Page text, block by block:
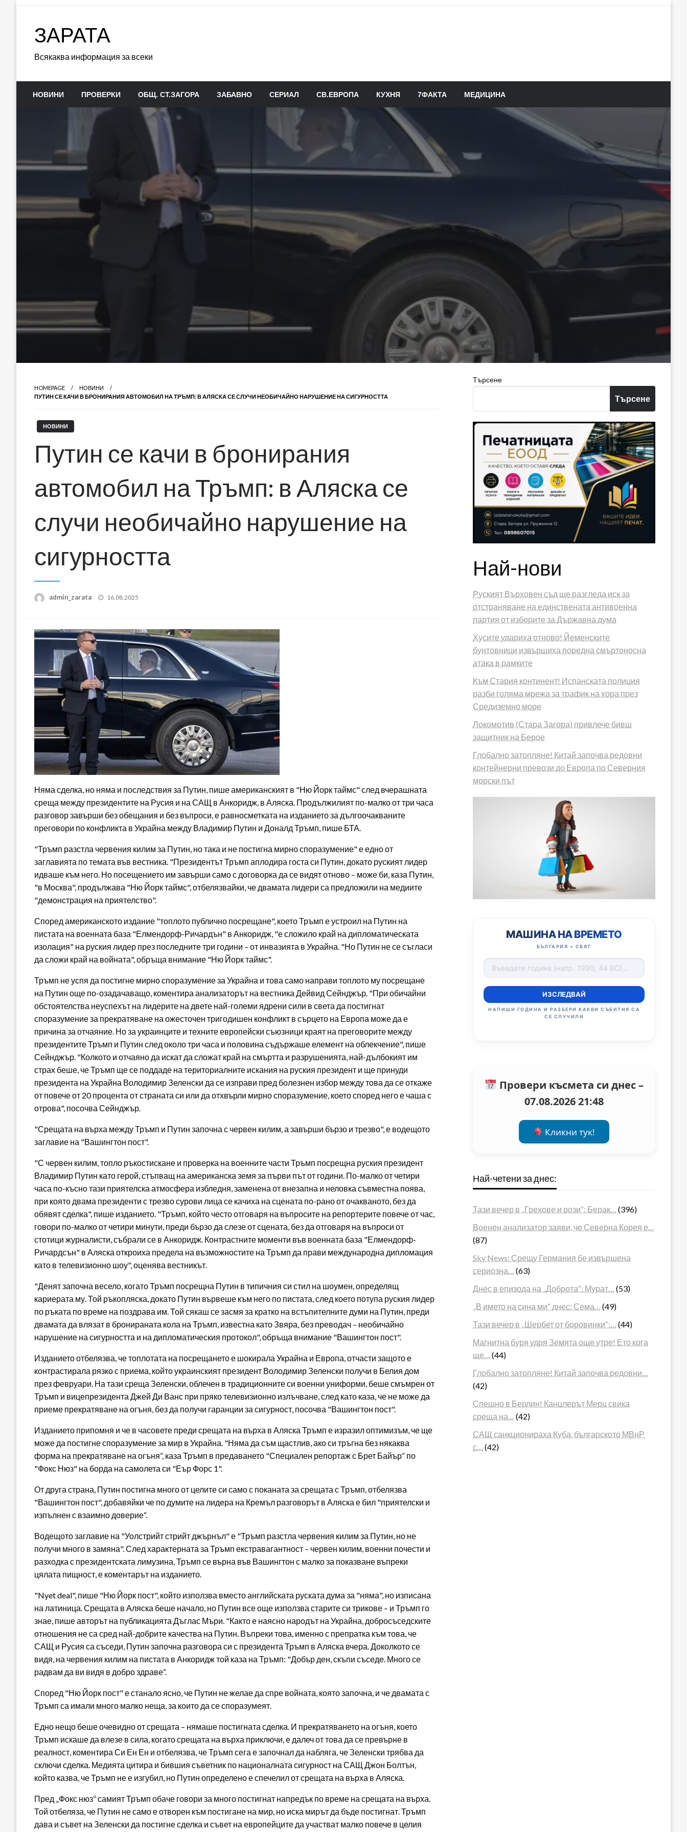
ЗАРАТА
Всякаква информация за всеки
НОВИНИ ПРОВЕРКИ ОБЩ. СТ.ЗАГОРА ЗАБАВНО СЕРИАЛ СВ.ЕВРОПА КУХНЯ 7ФАКТА МЕДИЦИНА
HOMEPAGE
НОВИНИ
ПУТИН СЕ КАЧИ В БРОНИРАНИЯ АВТОМОБИЛ НА ТРЪМП: В АЛЯСКА СЕ СЛУЧИ НЕОБИЧАЙНО НАРУШЕНИЕ НА СИГУРНОСТТА
НОВИНИ
Путин се качи в бронирания
автомобил на Тръмп: в Аляска се
случи необичайно нарушение на
сигурността
admin_zarata
Posted
16.08.2025
Няма сделка, но няма и последствия за Путин, пише американският в "Ню Йорк таймс" след вчерашната
среща между президентите на Русия и на САЩ в Анкоридж, в Аляска. Продължилият по-малко от три часа
разговор завърши без обещания и без въпроси, е равносметката на изданието за дългоочакваните
преговори по конфликта в Украйна между Владимир Путин и Доналд Тръмп, пише БТА.
"Тръмп разстла червения килим за Путин, но така и не постигна мирно споразумение" е едно от
заглавията по темата във вестника. "Президентът Тръмп аплодира госта си Путин, докато руският лидер
идваше към него. Но посещението им завърши само с договорка да се видят отново – може би, каза Путин,
"в Москва", продължава "Ню Йорк таймс", отбелязвайки, че двамата лидери са предложили на медиите
"демонстрация на приятелство".
Според американското издание "топлото публично посрещане", което Тръмп е устроил на Путин на
пистата на военната база "Елмендорф-Ричардън" в Анкоридж, "е сложило край на дипломатическата
изолация" на руския лидер през последните три години – от инвазията в Украйна. "Но Путин не се съгласи
да сложи край на войната", обръща внимание "Ню Йорк таймс".
Тръмп не успя да постигне мирно споразумение за Украйна и това само направи топлото му посрещане
на Путин още по-озадачаващо, коментира анализаторът на вестника Дейвид Сейнджър. "При обичайни
обстоятелства неуспехът на лидерите на двете най-големи ядрени сили в света да постигнат
споразумение за прекратяване на ожесточен тригодишен конфликт в сърцето на Европа може да е
причина за отчаяние. Но за украинците и техните европейски съюзници краят на преговорите между
президентите Тръмп и Путин след около три часа и половина съдържаше елемент на облекчение", пише
Сейнджър. "Колкото и отчаяно да искат да сложат край на смъртта и разрушенията, най-дълбокият им
страх беше, че Тръмп ще се поддаде на териториалните искания на руския президент и ще принуди
президента на Украйна Володимир Зеленски да се изправи пред болезнен избор между това да се откаже
от повече от 20 процента от страната си или да отхвърли мирно споразумение, което според него е чаша с
отрова", посочва Сейнджър.
"Срещата на върха между Тръмп и Путин започна с червен килим, а завърши бързо и трезво", е водещото
заглавие на "Вашингтон пост".
"С червен килим, топло ръкостискане и проверка на военните части Тръмп посрещна руския президент
Владимир Путин като герой, стъпващ на американска земя за първи път от години. По-малко от четири
часа по-късно тази приятелска атмосфера избледня, заменена от внезапна и неловка съвместна поява,
при която двама президенти с трезво сурови лица се качиха на сцената по-рано от очакваното, без да
обявят сделка", пише изданието. "Тръмп, който често отговаря на въпросите на репортерите повече от час,
говори по-малко от четири минути, преди бързо да слезе от сцената, без да отговаря на въпроси от
стотици журналисти, събрали се в Анкоридж. Контрастните моменти във военната база "Елмендорф-
Ричардсън" в Аляска откроиха предела на възможностите на Тръмп да прави международна дипломация
като в телевизионно шоу", оценява вестникът.
"Денят започна весело, когато Тръмп посрещна Путин в типичния си стил на шоумен, определящ
кариерата му. Той ръкопляска, докато Путин вървеше към него по пистата, след което потупа руския лидер
по ръката по време на поздрава им. Той сякаш се засмя за кратко на встъпителните думи на Путин, преди
двамата да влязат в бронираната кола на Тръмп, известна като Звяра, без преводач – необичайно
нарушение на сигурността и на дипломатическия протокол", обръща внимание "Вашингтон пост".
Изданието отбелязва, че топлотата на посрещането е шокирала Украйна и Европа, отчасти защото е
контрастирала рязко с приема, който украинският президент Володимир Зеленски получи в Белия дом
през февруари. На тази среща Зеленски, облечен в традиционните си военни униформи, беше смъмрен от
Тръмп и вицепрезидента Джей Ди Ванс при пряко телевизионно излъчване, след като каза, че не може да
приеме прекратяване на огъня, без да получи гаранции за сигурност, посочва "Вашингтон пост".
Изданието припомня и че в часовете преди срещата на върха в Аляска Тръмп е изразил оптимизъм, че ще
може да постигне споразумение за мир в Украйна. "Няма да съм щастлив, ако си тръгна без някаква
форма на прекратяване на огъня“, каза Тръмп в предаването "Специален репортаж с Брет Байър“ по
"Фокс Нюз" на борда на самолета си "Еър Форс 1".
От друга страна, Путин постигна много от целите си само с поканата за срещата с Тръмп, отбелязва
"Вашингтон пост", добавяйки че по думите на лидера на Кремъл разговорът в Аляска е бил "приятелски и
изпълнен с взаимно доверие“.
Водещото заглавие на "Уолстрийт стрийт джърнъл" е "Тръмп разстла червения килим за Путин, но не
получи много в замяна". След характерната за Тръмп екстравагантност – червен килим, военни почести и
разходка с президентската лимузина, Тръмп се върна във Вашингтон с малко за показване въпреки
цялата пищност, е коментарът на изданието.
"Nyet deal", пише "Ню Йорк пост", който използва вместо английската руската дума за "няма", но изписана
на латиница. Срещата в Аляска беше начало, но Путин все още използва старите си трикове – и Тръмп го
знае, пише авторът на публикацията Дъглас Мъри. "Както е наясно народът на Украйна, добросъседските
отношения не са сред най-добрите качества на Путин. Въпреки това, именно с препратка към това, че
САЩ и Русия са съседи, Путин започна разговора си с президента Тръмп в Аляска вчера. Доколкото се
видя, на червения килим на пистата в Анкоридж той каза на Тръмп: "Добър ден, скъпи съседе. Много се
радвам да ви видя в добро здраве“.
Според "Ню Йорк пост" е станало ясно, че Путин не желае да спре войната, която започна, и че двамата с
Тръмп са имали много малко неща, за които да се споразумеят.
Едно нещо беше очевидно от срещата – нямаше постигната сделка. И прекратяването на огъня, което
Тръмп искаше да влезе в сила, когато срещата на върха приключи, е далеч от това да се превърне в
реалност, коментира Си Ен Ен и отбелязва, че Тръмп сега е започнал да набляга, че Зеленски трябва да
сключи сделка. Медията цитира и бившия съветник по националната сигурност на САЩ Джон Болтън,
който казва, че Тръмп не е изгубил, но Путин определено е спечелил от срещата на върха в Аляска.
Пред „Фокс нюз“ самият Тръмп обаче говори за много постигнат напредък по време на срещата на върха.
Той отбеляза, че Путин не само е отворен към постигане на мир, но иска мирът да бъде постигнат. Тръмп
дава и съвет на Зеленски да постигне сделка и съвет на европейците да участват малко повече в целия
Търсене
Търсене
Най-нови
Руският Върховен съд ще разгледа иск за
отстраняване на единствената антивоенна
партия от изборите за Държавна дума
Хусите удариха отново! Йеменските
бунтовници извършиха поредна смъртоносна
атака в рамките
Към Стария континент! Испанската полиция
разби голяма мрежа за трафик на хора през
Средиземно море
Локомотив (Стара Загора) привлече бивш
защитник на Берое
Глобално затопляне! Китай започва редовни
контейнерни превози до Европа по Северния
морски път
МАШИНА НА ВРЕМЕТО
БЪЛГАРИЯ + СВЯТ
ИЗСЛЕДВАЙ
НАПИШИ ГОДИНА И РАЗБЕРИ КАКВИ СЪБИТИЯ СА
СЕ СЛУЧИЛИ
Провери късмета си днес –
07.08.2026 21:48
Кликни тук!
Най-четени за днес:
Тази вечер в „Грехове и рози“: Берак…
(396)
Военен анализатор заяви, че Северна Корея е…
(87)
Sky News: Срещу Германия бе извършена
сериозна…
(63)
Днес в епизода на „Доброта“: Мурат…
(53)
„В името на сина ми“ днес: Сема…
(49)
Тази вечер в „Шербет от боровинки“:…
(44)
Магнитна буря удря Земята още утре! Ето кога
ще…
(44)
Глобално затопляне! Китай започва редовни…
(42)
Спешно в Берлин! Канцлерът Мерц свика
среща на…
(42)
САЩ санкционираха Куба, българското МВнР
с…
(42)